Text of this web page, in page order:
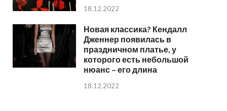
18.12.2022
Новая классика? Кендалл
Дженнер появилась в
праздничном платье, у
которого есть небольшой
нюанс – его длина
18.12.2022